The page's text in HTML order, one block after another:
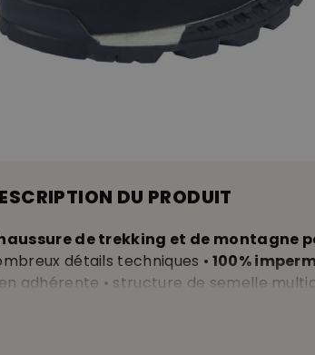
DU PRODUIT
de trekking et de montagne
détails techniques • 100%
adhérente • structure de semelle
de matériaux extérieurs: cuir et
œillets de serrage pour